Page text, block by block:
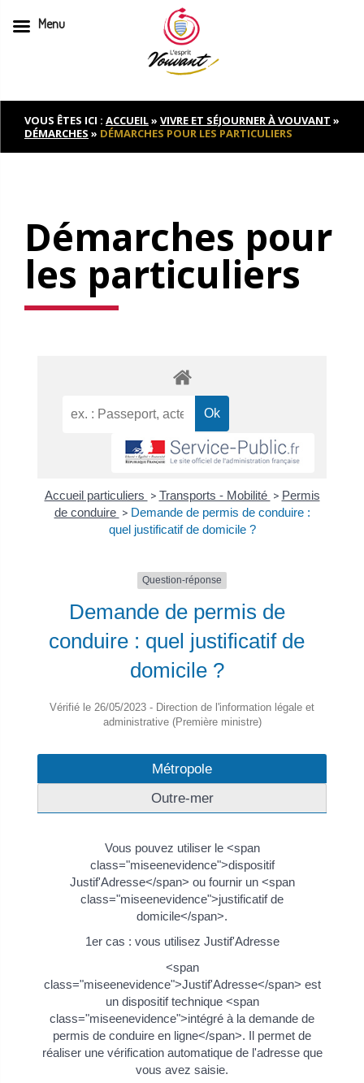
to
contentVOUS ÊTES ICI : ACCUEIL» VIVRE ET SÉJOURNER À VOUVANT »
DÉMARCHES » DÉMARCHES POUR LES PARTICULIERS
Démarches pour
les particuliers
Accueil particuliers > Transports - Mobilité > Permis
de conduire > Demande de permis de conduire :
quel justificatif de domicile ?
Question-réponse
Demande de permis de
conduire : quel justificatif de
domicile ?
Vérifié le 26/05/2023 - Direction de l'information légale et
administrative (Première ministre)
Métropole
Outre-mer
Vous pouvez utiliser le <span
class="miseenevidence">dispositif
Justif'Adresse</span> ou fournir un <span
class="miseenevidence">justificatif de
domicile</span>.
1er cas : vous utilisez Justif'Adresse
<span
class="miseenevidence">Justif'Adresse</span> est
un dispositif technique <span
class="miseenevidence">intégré à la demande de
permis de conduire en ligne</span>. Il permet de
réaliser une vérification automatique de l'adresse que
vous avez saisie.
Menu